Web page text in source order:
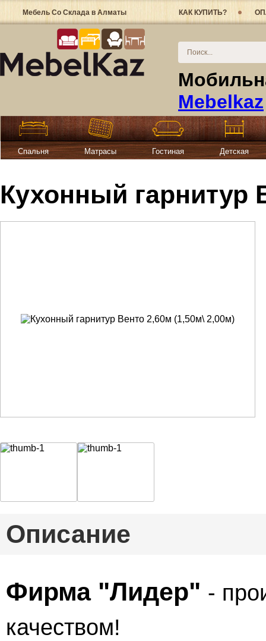
Мебель Со Склада в Алматы КАК КУПИТЬ?
Mebelkaz
Спальня Матрасы Гостиная Детская
Кухонный гарнитур
Описание
Фирма "Лидер" -
качеством!